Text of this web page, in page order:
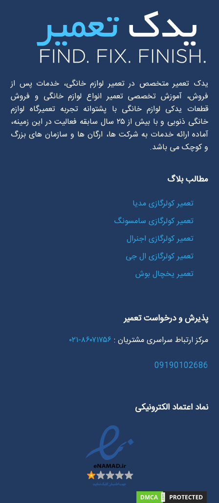
یدک تعمیر متخصص در تعمیر لوازم خانگی، خدمات پس از
فروش، آموزش تخصصی تعمیر انواع لوازم خانگی و فروش
قطعات یدکی لوازم خانگی با پشتوانه تجربه تعمیرگاه لوازم
خانگی ذنوبی و با بیش از ۲۵ سال سابقه فعالیت در این زمینه،
آماده ارائه خدمات به شرکت ها، ارگان ها و سازمان های بزرگ
و کوچک می باشد.
مطالب بلاگ
تعمیر کولرگازی مدیا
تعمیر کولرگازی سامسونگ
تعمیر کولرگازی اجنرال
تعمیر کولرگازی ال جی
تعمیر یخچال بوش
پذیرش و درخواست تعمیر
مرکز ارتباط سراسری مشتریان : ۸۶۰۷۱۷۵۶-۰۲۱
09190102686
نماد اعتماد الکترونیکی